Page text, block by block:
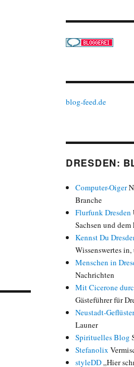
blog-feed.de
DRESDEN:
Computer-Oiger
Branche
Flurfunk Dresden
Sachsen und
Kennst Du
Wissenswertes
Menschen in
Nachrichten
Mit Cicerone
Gästeführer für
Neustadt-
Launer
Spirituelles Blog
Stefanolix
styleDD„Hier